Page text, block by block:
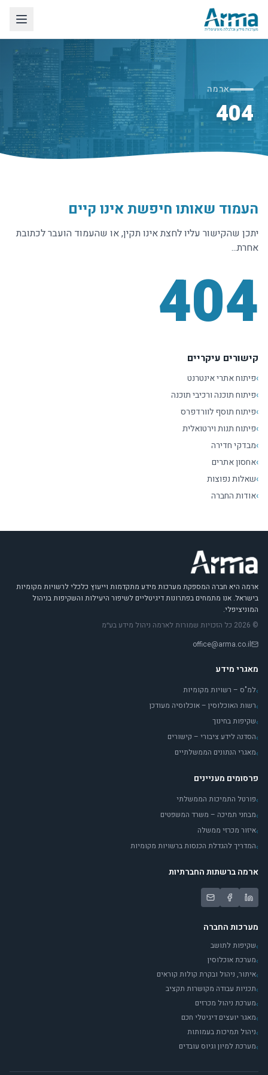
ארמה
404
העמוד שאותו חיפשת אינו קיים
יתכן שהקישור עליו לחצת אינו תקין, או שהעמוד הועבר לכתובת
אחרת...
404
קישורים עיקריים
›פיתוח אתרי אינטרנט
›פיתוח תוכנה ורכיבי תוכנה
›פיתוח תוסף לוורדפרס
›פיתוח תנות וירטואלית
›מבדקי חדירה
›אחסון אתרים
›שאלות נפוצות
›אודות החברה
ארמה היא חברה המספקת מערכות מידע מתקדמות וייעוץ כלכלי לרשויות מקומיות
בישראל. אנו מתמחים בפתרונות דיגיטליים לשיפור היעילות והשקיפות בניהול
המוניציפלי.
© 2026 כל הזכויות שמורות לארמה ניהול מידע בע״מ
office@arma.co.il
מאגרי מידע
›למ"ס – רשויות מקומיות
›רשות האוכלוסין – אוכלוסיה מעודכן
›שקיפות בחינוך
›הסדנה לידע ציבורי – קישורים
›מאגרי הנתונים הממשלתיים
פרסומים מעניינים
›פורטל התמיכות הממשלתי
›מבחני תמיכה – משרד המשפטים
›איזור מכרזי ממשלה
›המדריך להגדלת הכנסות ברשויות מקומיות
ארמה ברשתות החברתיות
מערכות החברה
›שקיפות לתושב
›מערכת אוכלוסין
›איתור, ניהול ובקרת קולות קוראים
›תכניות עבודה מקושרות תקציב
›מערכת ניהול מכרזים
›מאגר יועצים דיגיטלי חכם
›ניהול תמיכות בעמותות
›מערכת למיון וגיוס עובדים